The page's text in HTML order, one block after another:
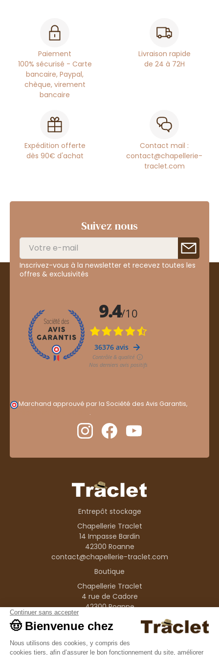
Paiement
100% sécurisé - Carte
bancaire, Paypal,
chèque, virement
bancaire
Livraison rapide
de 24 à 72H
Expédition offerte
dès 90€ d'achat
Contact mail :
contact@chapellerie-
traclet.com
Suivez nous
Inscrivez-vous à la newsletter et recevez toutes les
offres & exclusivités
Marchand approuvé par la Société des Avis Garantis,
.
Entrepôt stockage
Chapellerie Traclet
14 Impasse Bardin
42300 Roanne
contact@chapellerie-traclet.com
Boutique
Chapellerie Traclet
4 rue de Cadore
42300 Roanne
Produits